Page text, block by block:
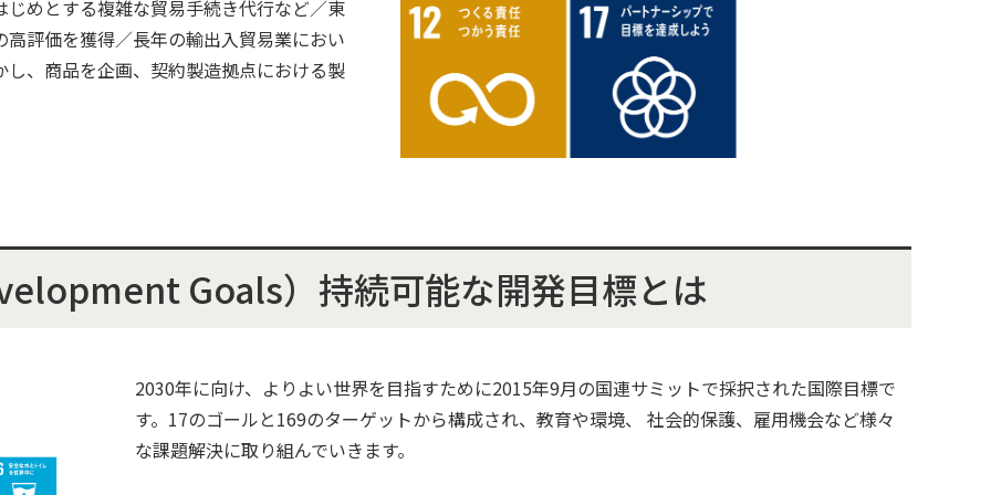
めとする複雑な貿易手続き代行など／東
評価を獲得／長年の輸出入貿易業におい
、商品を企画、契約製造拠点における製
Goals）持続可能な開発目標とは
2030年に向け、よりよい世界を目指すために2015年9月の国連サミットで採択された国際目標で
す。17のゴールと169のターゲットから構成され、教育や環境、 社会的保護、雇用機会など様々
な課題解決に取り組んでいきます。